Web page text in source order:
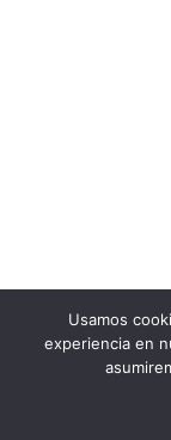
Usamos
experiencia en